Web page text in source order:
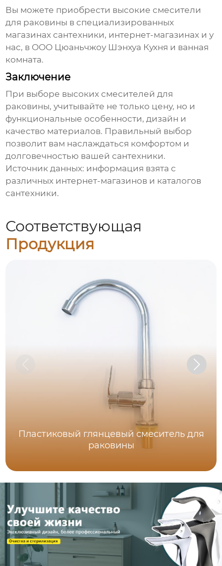
Вы можете приобрести высокие смесители
для раковины в специализированных
магазинах сантехники, интернет-магазинах и у
нас, в ООО Цюаньчжоу Шэнхуа Кухня и ванная
комната.
Заключение
При выборе высоких смесителей для
раковины, учитывайте не только цену, но и
функциональные особенности, дизайн и
качество материалов. Правильный выбор
позволит вам наслаждаться комфортом и
долговечностью вашей сантехники.
Источник данных: информация взята с
различных интернет-магазинов и каталогов
сантехники.
Соответствующая
Продукция
Пластиковый глянцевый смеситель для
раковины